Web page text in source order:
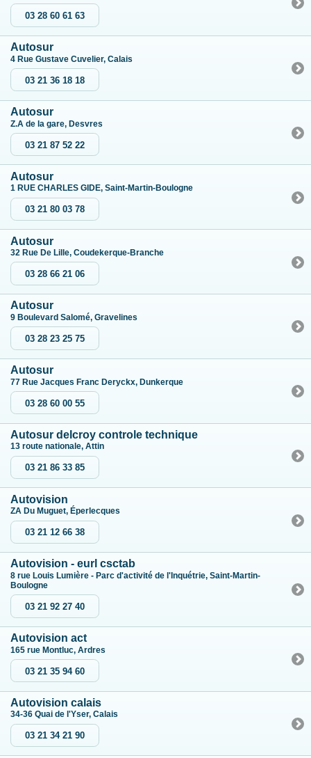
03 28 60 61 63
Autosur
4 Rue Gustave Cuvelier, Calais
03 21 36 18 18
Autosur
Z.A de la gare, Desvres
03 21 87 52 22
Autosur
1 RUE CHARLES GIDE, Saint-Martin-Boulogne
03 21 80 03 78
Autosur
32 Rue De Lille, Coudekerque-Branche
03 28 66 21 06
Autosur
9 Boulevard Salomé, Gravelines
03 28 23 25 75
Autosur
77 Rue Jacques Franc Deryckx, Dunkerque
03 28 60 00 55
Autosur delcroy controle technique
13 route nationale, Attin
03 21 86 33 85
Autovision
ZA Du Muguet, Éperlecques
03 21 12 66 38
Autovision - eurl csctab
8 rue Louis Lumière - Parc d'activité de l'Inquétrie, Saint-Martin-
Boulogne
03 21 92 27 40
Autovision act
165 rue Montluc, Ardres
03 21 35 94 60
Autovision calais
34-36 Quai de l'Yser, Calais
03 21 34 21 90